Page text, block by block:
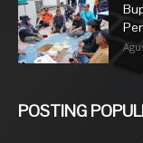
POSTING